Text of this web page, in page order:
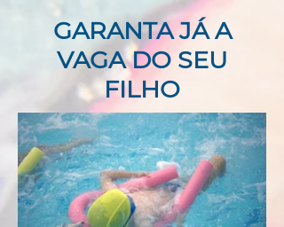
GARANTA JÁ A
VAGA DO SEU
FILHO